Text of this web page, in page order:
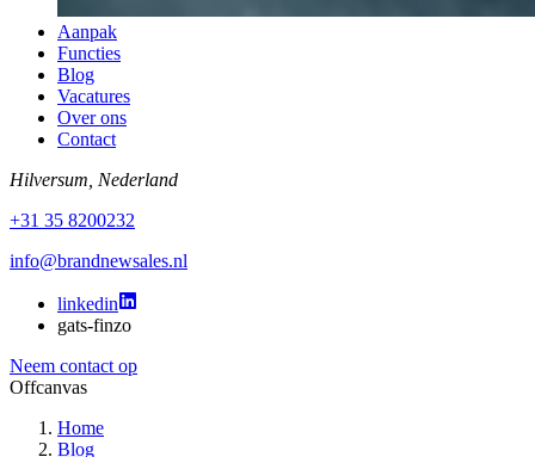
Aanpak
Functies
Blog
Vacatures
Over ons
Contact
Hilversum, Nederland
+31 35 8200232
info@brandnewsales.nl
linkedin
gats-finzo
Neem contact op
Offcanvas
Home
Blog